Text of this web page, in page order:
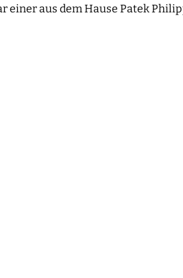
einer aus dem Hause Patek